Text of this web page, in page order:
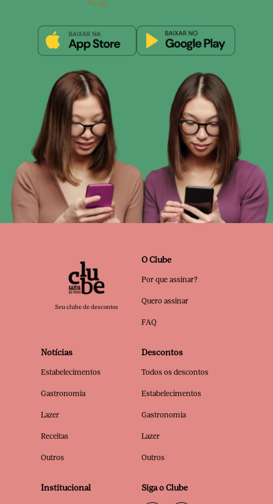
Seu clube de descontos
O Clube
Por que assinar?
Quero assinar
FAQ
Notícias
Estabelecimentos
Gastronomia
Lazer
Receitas
Outros
Descontos
Todos os descontos
Estabelecimentos
Gastronomia
Lazer
Outros
Institucional Siga o Clube